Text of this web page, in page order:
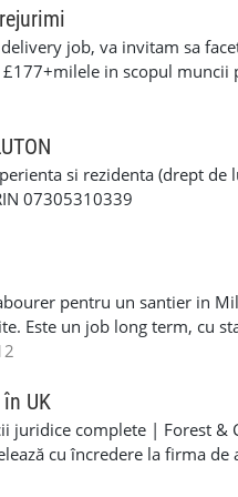
#StatieiTP
job, va invitam sa
in scopul muncii
in scopul muncii pe zi
de ani •1 an experienta pe
•posibilitatea sa treceti
pe zi) - contract de munca pe
- van oferit de firma contra
permis RO. Recrutam pentru
- Harlow - Northampton
la noi - 07494685033
si rezidenta (drept
07305310339
pentru un santier in
Este un job long term, cu
labourer si cleaning.
606203 - lasati-mi un mesaj
UK
juridice complete | Forest &
cu încredere la firma de
asistență pentru companie